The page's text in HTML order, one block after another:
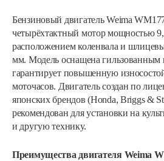
Бензиновый двигатель Weima
четырёхтактный мотор мощностью
расположением коленвала и
мм. Модель оснащена гильзованным
гарантирует повышенную
моточасов. Двигатель создан по
японских брендов (Honda, Briggs &
рекомендован для установки на
и другую технику.
Преимущества двигателя Weima